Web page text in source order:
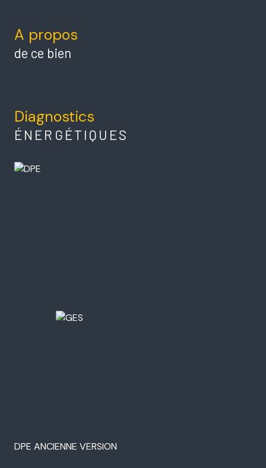
A propos
de ce bien
Diagnostics
ÉNERGÉTIQUES
DPE ANCIENNE VERSION